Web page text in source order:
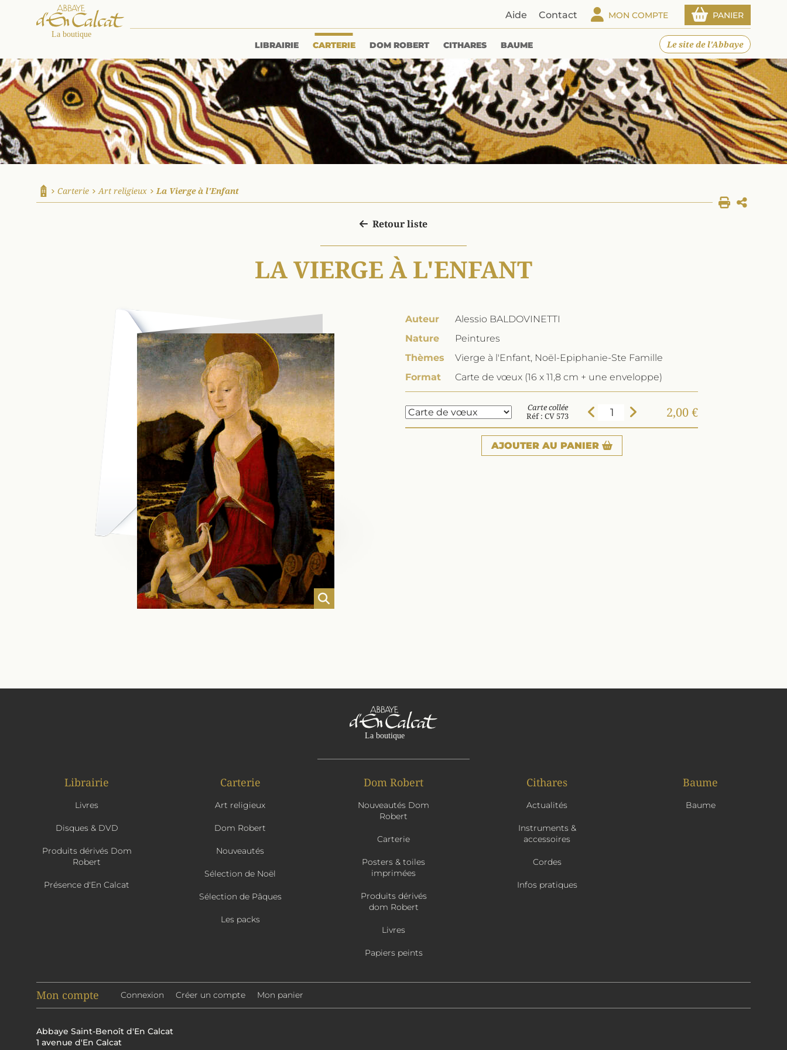
Aide Contact MON COMPTE PANIER
LIBRAIRIE CARTERIE DOM ROBERT CITHARES BAUME Le site de l'Abbaye
Accueil
Carterie Art religieux La Vierge à l'Enfant
Retour liste
LA VIERGE À L'ENFANT
Auteur
Alessio BALDOVINETTI
Nature
Peintures
Thèmes
Vierge à l'Enfant, Noël-Epiphanie-Ste Famille
Format
Carte de vœux (16 x 11,8 cm + une enveloppe)
Carte collée
Réf : CV 573
2,00 €
AJOUTER AU PANIER
Librairie
Livres
Disques & DVD
Produits dérivés Dom
Robert
Présence d'En Calcat
Carterie
Art religieux
Dom Robert
Nouveautés
Sélection de Noël
Sélection de Pâques
Les packs
Dom Robert
Nouveautés Dom
Robert
Carterie
Posters & toiles
imprimées
Produits dérivés
dom Robert
Livres
Papiers peints
Cithares
Actualités
Instruments &
accessoires
Cordes
Infos pratiques
Baume
Baume
Mon compte Connexion Créer un compte Mon panier
Abbaye Saint-Benoît d'En Calcat
1 avenue d'En Calcat